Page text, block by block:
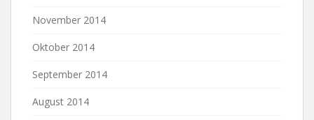
November 2014
Oktober 2014
September 2014
August 2014